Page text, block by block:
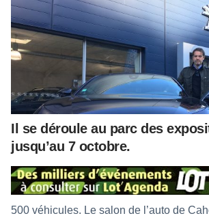
Il se déroule au parc des
jusqu’au 7 octobre.
500 véhicules. Le salon de l’auto de